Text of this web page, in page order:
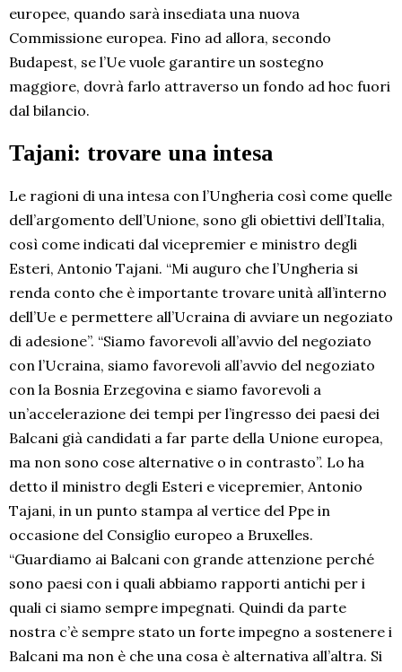
europee, quando sarà insediata una nuova
Commissione europea. Fino ad allora, secondo
Budapest, se l’Ue vuole garantire un sostegno
maggiore, dovrà farlo attraverso un fondo ad hoc fuori
dal bilancio.
Tajani: trovare una intesa
Le ragioni di una intesa con l’Ungheria così come quelle
dell’argomento dell’Unione, sono gli obiettivi dell’Italia,
così come indicati dal vicepremier e ministro degli
Esteri, Antonio Tajani. “Mi auguro che l’Ungheria si
renda conto che è importante trovare unità all’interno
dell’Ue e permettere all’Ucraina di avviare un negoziato
di adesione”. “Siamo favorevoli all’avvio del negoziato
con l’Ucraina, siamo favorevoli all’avvio del negoziato
con la Bosnia Erzegovina e siamo favorevoli a
un’accelerazione dei tempi per l’ingresso dei paesi dei
Balcani già candidati a far parte della Unione europea,
ma non sono cose alternative o in contrasto”. Lo ha
detto il ministro degli Esteri e vicepremier, Antonio
Tajani, in un punto stampa al vertice del Ppe in
occasione del Consiglio europeo a Bruxelles.
“Guardiamo ai Balcani con grande attenzione perché
sono paesi con i quali abbiamo rapporti antichi per i
quali ci siamo sempre impegnati. Quindi da parte
nostra c’è sempre stato un forte impegno a sostenere i
Balcani ma non è che una cosa è alternativa all’altra. Si